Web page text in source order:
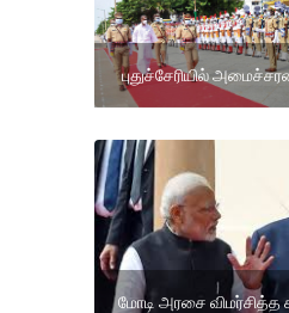
புதுச்சேரியில்
மோடி அரசை